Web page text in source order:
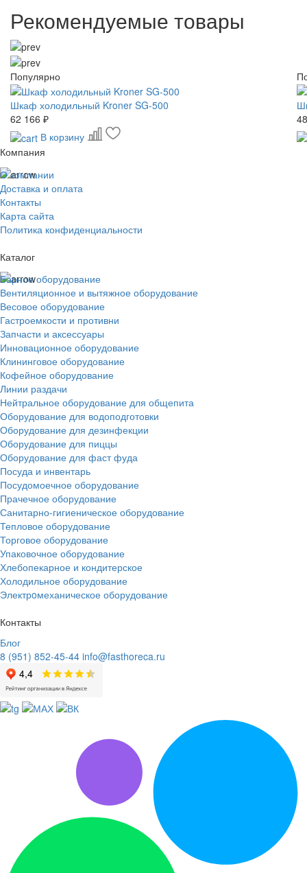
Рекомендуемые товары
Популярно
Шкаф холодильный Kroner SG-500
62 166 ₽
В корзину
Компания
О компании
Доставка и оплата
Контакты
Карта сайта
Политика конфиденциальности
Каталог
Барное оборудование
Вентиляционное и вытяжное оборудование
Весовое оборудование
Гастроемкости и противни
Запчасти и аксессуары
Инновационное оборудование
Клининговое оборудование
Кофейное оборудование
Линии раздачи
Нейтральное оборудование для общепита
Оборудование для водоподготовки
Оборудование для дезинфекции
Оборудование для пиццы
Оборудование для фаст фуда
Посуда и инвентарь
Посудомоечное оборудование
Прачечное оборудование
Санитарно-гигиеническое оборудование
Тепловое оборудование
Торговое оборудование
Упаковочное оборудование
Хлебопекарное и кондитерское
Холодильное оборудование
Электрoмеханическое оборудование
Контакты
Блог
8 (951) 852-45-44 info@fasthoreca.ru